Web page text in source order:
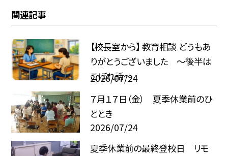
関連記事
【校長室から】 教育相談 どうもあ
りがとうございました ～後半は
こぼれ話～
2026/07/24
７月１７日（金） 夏季休業前のひ
ととき
2026/07/24
夏季休業前の最終登校日 リモ